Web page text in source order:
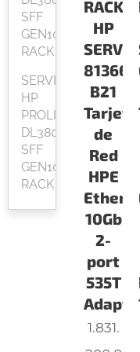
SFF
GEN10
RACK
SERVIDOR
HP
PROLIANT
DL380
SFF
GEN10
RACK
RACK
HP
B21
Tarjeta
de
Red
HPE
10Gb
2-
port
535T
1.831.